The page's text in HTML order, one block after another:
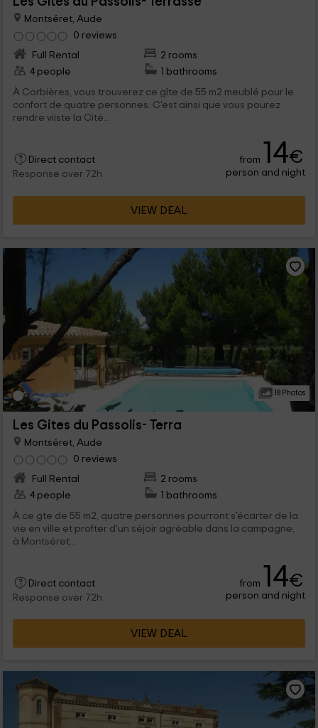
Montséret, Aude
0 reviews
Full Rental
2 rooms
4 people
1 bathrooms
À Corbières, vous trouverez ce gîte de 55 m2 meublé pour le
confort de quatre personnes. C'est ainsi que vous pourez
rendre viiste la Cité...
Direct contact
Response over 72h
from 14€
person and night
VIEW DEAL
18 Photos
Les Gites du Passolis- Terra
Montséret, Aude
0 reviews
Full Rental
2 rooms
4 people
1 bathrooms
À ce gte de 55 m2, quatre personnes pourront s'écarter de la
vie en ville et profter d'un séjoir agrèable dans la campagne,
à Montséret...
Direct contact
Response over 72h
from 14€
person and night
VIEW DEAL